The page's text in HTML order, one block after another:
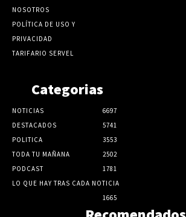
NOSOTROS
POLÍTICA DE USO Y
PRIVACIDAD
TARIFARIO SERVEL
Categorias
NOTICIAS
6697
DESTACADOS
5741
POLITICA
3553
TODA TU MAÑANA
2502
PODCAST
1781
LO QUE HAY TRAS CADA NOTICIA
1665